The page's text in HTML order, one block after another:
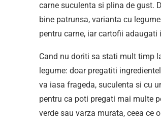
carne suculenta si plina de gust.
bine patrunsa, varianta cu
pentru carne, iar cartofii
Cand nu doriti sa stati mult timp
legume: doar pregatiti
va iasa frageda, suculenta si cu
pentru ca poti pregati mai multe
verde sau varza murata, ceea ce